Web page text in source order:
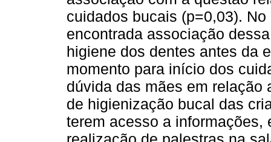
cuidados bucais (p=0,03).
encontrada associação
higiene dos dentes antes da
momento para início dos
dúvida das mães em relação
de higienização bucal das
terem acesso a informações,